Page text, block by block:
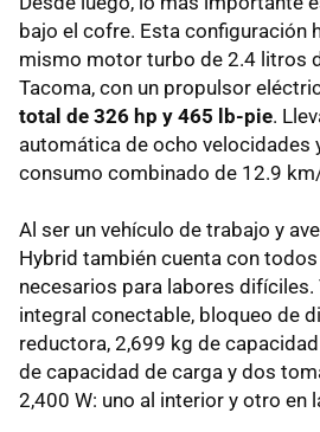
bajo el cofre. Esta configuración
mismo motor turbo de 2.4 litros
Tacoma, con un propulsor
total de 326 hp y 465 lb-pie.
automática de ocho velocidades
consumo combinado de 12.9
Al ser un vehículo de trabajo y
Hybrid también cuenta con
necesarios para labores
integral conectable, bloqueo de
reductora, 2,699 kg de
de capacidad de carga y dos
2,400 W: uno al interior y otro en